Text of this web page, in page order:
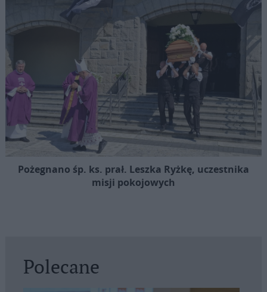
Pożegnano śp. ks. prał. Leszka Ryżkę, uczestnika
misji pokojowych
Polecane